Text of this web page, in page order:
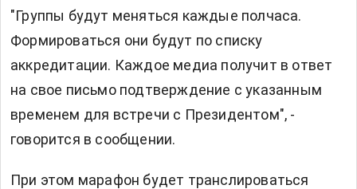
"Группы будут меняться каждые полчаса.
Формироваться они будут по списку
аккредитации. Каждое медиа получит в ответ
на свое письмо подтверждение с указанным
временем для встречи с Президентом", -
говорится в сообщении.
При этом марафон будет транслироваться